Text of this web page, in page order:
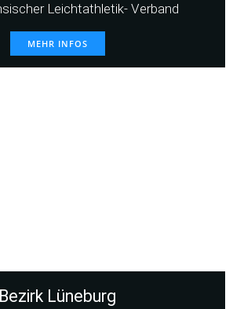
Leichtathletik- Verband
MEHR INFOS
Bezirk Lüneburg